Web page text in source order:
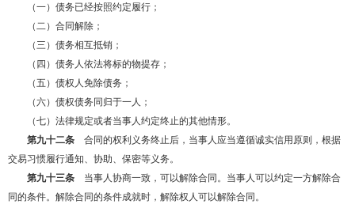
（一）债务已经按照约定履行；
（二）合同解除；
（三）债务相互抵销；
（四）债务人依法将标的物提存；
（五）债权人免除债务；
（六）债权债务同归于一人；
（七）法律规定或者当事人约定终止的其他情形。
第九十二条 合同的权利义务终止后，当事人应当遵循诚实信用原则，根据
交易习惯履行通知、协助、保密等义务。
第九十三条 当事人协商一致，可以解除合同。当事人可以约定一方解除合
同的条件。解除合同的条件成就时，解除权人可以解除合同。